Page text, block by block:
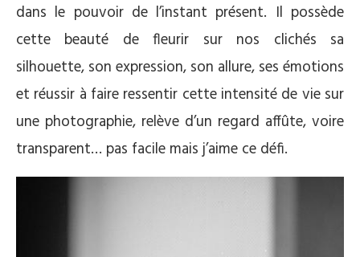
dans le pouvoir de l’instant présent. Il possède
cette beauté de fleurir sur nos clichés sa
silhouette, son expression, son allure, ses émotions
et réussir à faire ressentir cette intensité de vie sur
une photographie, relève d’un regard affûte, voire
transparent… pas facile mais j’aime ce défi.